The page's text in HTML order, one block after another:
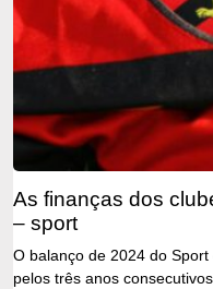
as finanças dos clubes brasileros edição 2025
– sport
O balanço de 2024 do
pelos três anos